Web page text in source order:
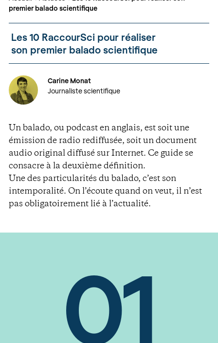
premier balado scientifique
Les 10 RaccourSci pour réaliser
son premier balado scientifique
Carine Monat
Journaliste scientifique
Un balado, ou podcast en anglais, est soit une
émission de radio rediffusée, soit un document
audio original diffusé sur Internet. Ce guide se
consacre à la deuxième définition.
Une des particularités du balado, c’est son
intemporalité. On l’écoute quand on veut, il n’est
pas obligatoirement lié à l’actualité.